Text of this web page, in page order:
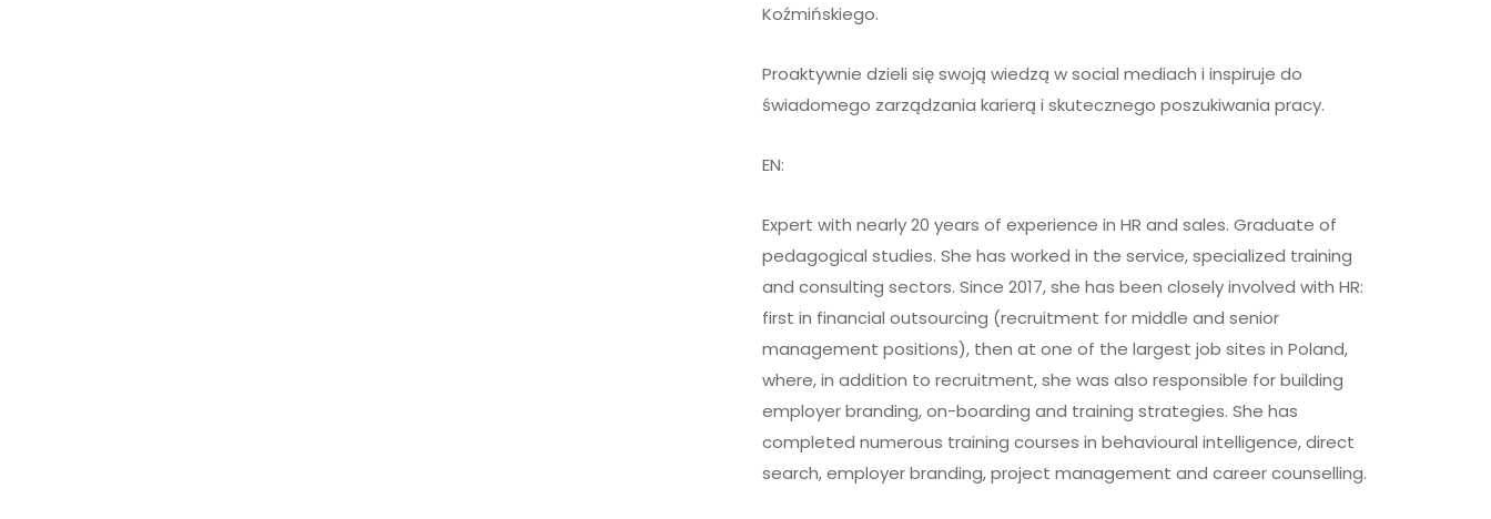
Koźmińskiego.
Proaktywnie dzieli się swoją wiedzą w social mediach i inspiruje do
świadomego zarządzania karierą i skutecznego poszukiwania pracy.
EN:
Expert with nearly 20 years of experience in HR and sales. Graduate of
pedagogical studies. She has worked in the service, specialized training
and consulting sectors. Since 2017, she has been closely involved with HR:
first in financial outsourcing (recruitment for middle and senior
management positions), then at one of the largest job sites in Poland,
where, in addition to recruitment, she was also responsible for building
employer branding, on-boarding and training strategies. She has
completed numerous training courses in behavioural intelligence, direct
search, employer branding, project management and career counselling.